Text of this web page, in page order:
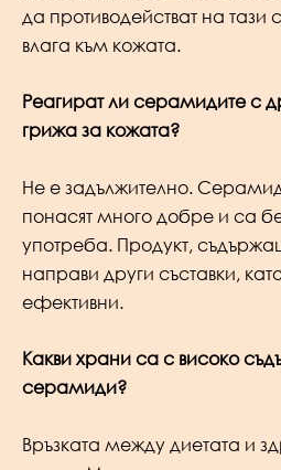
да противодействат на тази
влага към кожата.
Реагират ли серамидите с
грижа за кожата?
Не е задължително.
понасят много добре и са
употреба. Продукт,
направи други съставки,
ефективни.
Какви храни са с високо
серамиди?
Връзката между диетата и